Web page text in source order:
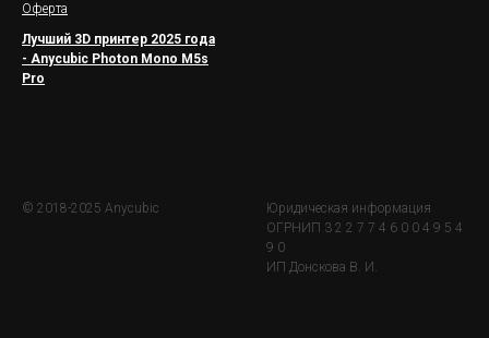
Оферта
Лучший 3D принтер 2025 года
- Anycubic Photon Mono M5s
Pro
© 2018-2025 Anycubic
Юридическая информация
ОГРНИП 3 2 2 7 7 4 6 0 0 4 9 5 4
9 0
ИП Донскова В. И.